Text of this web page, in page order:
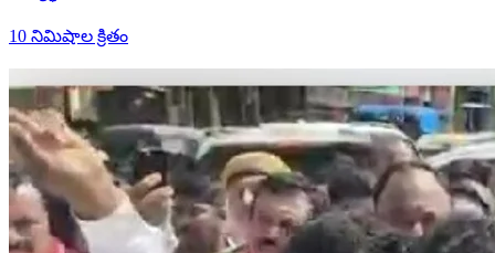
10 నిమిషాల క్రితం